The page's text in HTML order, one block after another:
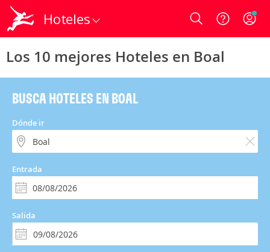
Hoteles Login
Los 10 mejores Hoteles en Boal
BUSCA HOTELES EN BOAL
Dónde ir
Entrada
Salida